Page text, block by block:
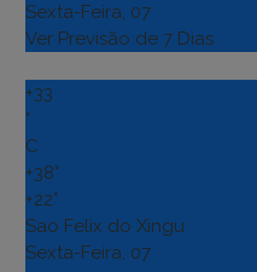
Sexta-Feira, 07
Ver Previsão de 7 Dias
+33
°
C
+38°
+22°
Sao Felix do Xingu
Sexta-Feira, 07